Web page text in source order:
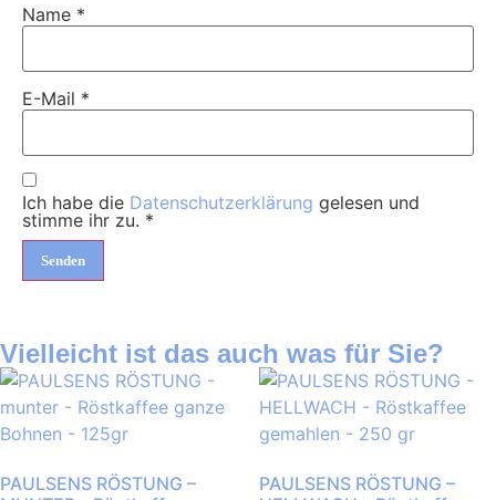
Name *
E-Mail *
Ich habe die Datenschutzerklärung gelesen und
stimme ihr zu. *
Vielleicht ist das auch was für Sie?
PAULSENS RÖSTUNG –
PAULSENS RÖSTUNG –